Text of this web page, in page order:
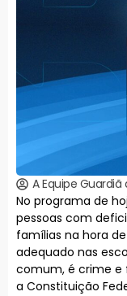
A Equipe Guardiã
No programa de
pessoas com
famílias na hora
adequado nas
comum, é crime e
a Constituição